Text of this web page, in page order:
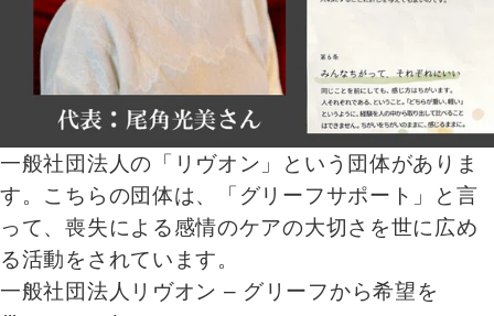
一般社団法人の「リヴオン」という団体がありま
す。こちらの団体は、「グリーフサポート」と言
って、喪失による感情のケアの大切さを世に広め
る活動をされています。
一般社団法人リヴオン – グリーフから希望を